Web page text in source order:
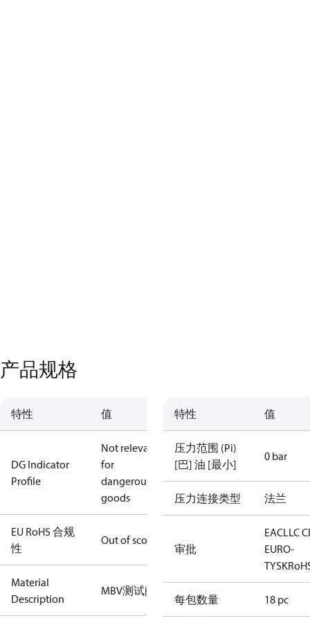
产品规格
特性 值
DG Indicator
Profile
Not relevant
for
dangerous
goods
EU RoHS 合规
性
Out of scope
Material
Description
MBV测试阀
特性 值
压力范围 (Pi)
[巴] 油 [最小]
0 bar
压力连接类型 法兰
审批
EACLLC
EURO-
TYSK
每包数量 18 pc